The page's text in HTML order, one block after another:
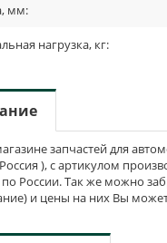
мм:
нагрузка, кг:
запчастей для
), с артикулом
по России. Так же можно
и цены на них Вы